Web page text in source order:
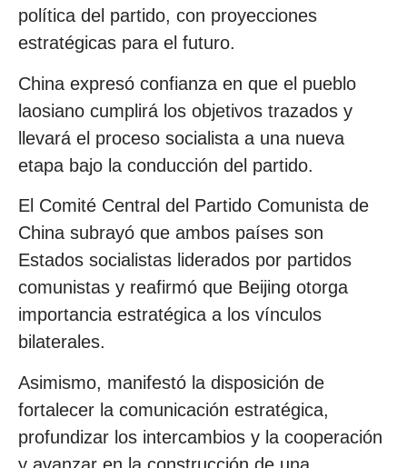
política del partido, con proyecciones
estratégicas para el futuro.
China expresó confianza en que el pueblo
laosiano cumplirá los objetivos trazados y
llevará el proceso socialista a una nueva
etapa bajo la conducción del partido.
El Comité Central del Partido Comunista de
China subrayó que ambos países son
Estados socialistas liderados por partidos
comunistas y reafirmó que Beijing otorga
importancia estratégica a los vínculos
bilaterales.
Asimismo, manifestó la disposición de
fortalecer la comunicación estratégica,
profundizar los intercambios y la cooperación
y avanzar en la construcción de una